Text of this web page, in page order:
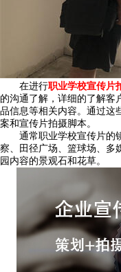
在进行职业学校宣传片
的沟通了解，详细的了解客
品信息等相关内容。通过这
案和宣传片拍摄脚本。
通常职业学校宣传片的镜
察、田径广场、篮球场、多
园内容的景观石和花草。